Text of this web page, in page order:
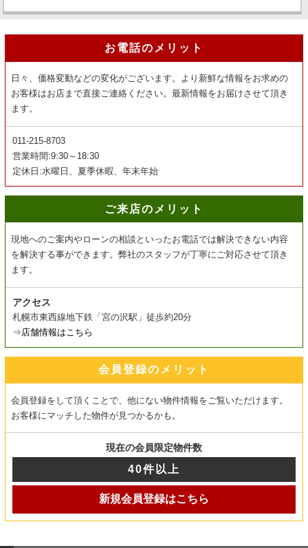
お電話のメリット
日々、価格変動などの変化がございます。より新鮮な情報をお求めの
お客様はお店まで直接ご連絡ください。最新情報をお届けさせて頂き
ます。
011-215-8703
営業時間:9:30～18:30
定休日:水曜日、夏季休暇、年末年始
ご来店のメリット
現地へのご案内やローンの相談といったお電話では解決できない内容
を解決する事ができます。弊社のスタッフが丁寧にご対応させて頂き
ます。
アクセス
札幌市東西線地下鉄「宮の沢駅」徒歩約20分
⇒ 店舗情報はこちら
会員登録のメリット
会員登録をして頂くことで、他にない物件情報をご覧いただけます。
お客様にマッチした物件が見つかるかも。
現在の会員限定物件数
40件以上
新規会員登録はこちら